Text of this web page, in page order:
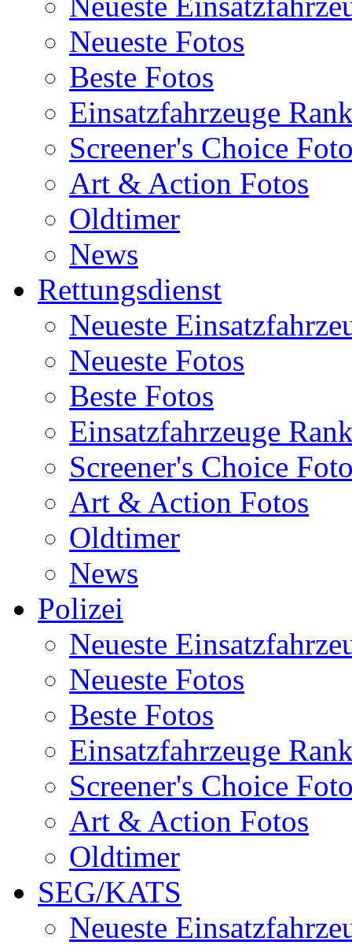
Neueste Fotos
Beste Fotos
Einsatzfahrzeuge
Screener's Choice
Art & Action Fotos
Oldtimer
News
Rettungsdienst
Neueste
Neueste Fotos
Beste Fotos
Einsatzfahrzeuge
Screener's Choice
Art & Action Fotos
Oldtimer
News
Polizei
Neueste
Neueste Fotos
Beste Fotos
Einsatzfahrzeuge
Screener's Choice
Art & Action Fotos
Oldtimer
SEG/KATS
Neueste